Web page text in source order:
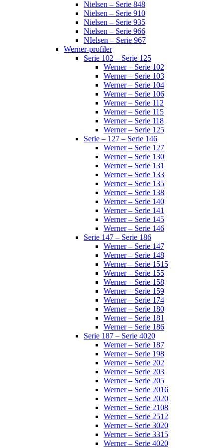
Nielsen – Serie 848
Nielsen – Serie 910
Nielsen – Serie 935
Nielsen – Serie 966
NIelsen – Serie 967
Werner-profiler
Serie 102 – Serie 125
Werner – Serie 102
Werner – Serie 103
Werner – Serie 104
Werner – Serie 106
Werner – Serie 112
Werner – Serie 115
Werner – Serie 118
Werner – Serie 125
Serie – 127 – Serie 146
Werner – Serie 127
Werner – Serie 130
Werner – Serie 131
Werner – Serie 133
Werner – Serie 135
Werner – Serie 138
Werner – Serie 140
Werner – Serie 141
Werner – Serie 145
Werner – Serie 146
Serie 147 – Serie 186
Werner – Serie 147
Werner – Serie 148
Werner – Serie 1515
Werner – Serie 155
Werner – Serie 158
Werner – Serie 159
Werner – Serie 174
Werner – Serie 180
Werner – Serie 181
Werner – Serie 186
Serie 187 – Serie 4020
Werner – Serie 187
Werner – Serie 198
Werner – Serie 202
Werner – Serie 203
Werner – Serie 205
Werner – Serie 2016
Werner – Serie 2020
Werner – Serie 2108
Werner – Serie 2512
Werner – Serie 3020
Werner – Serie 3315
Werner – Serie 4020